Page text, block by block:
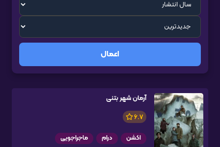
اعمال
آرمان شهر بتنی
6.7
اکشن درام ماجراجویی